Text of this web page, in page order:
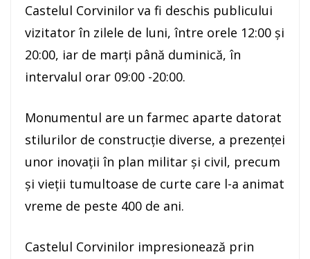
Castelul Corvinilor va fi deschis publicului
vizitator în zilele de luni, între orele 12:00 și
20:00, iar de marți până duminică, în
intervalul orar 09:00 -20:00.
Monumentul are un farmec aparte datorat
stilurilor de construcţie diverse, a prezenţei
unor inovaţii în plan militar şi civil, precum
şi vieţii tumultoase de curte care l-a animat
vreme de peste 400 de ani.
Castelul Corvinilor impresionează prin